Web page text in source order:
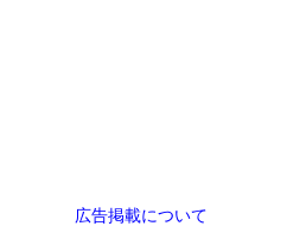
広告掲載について